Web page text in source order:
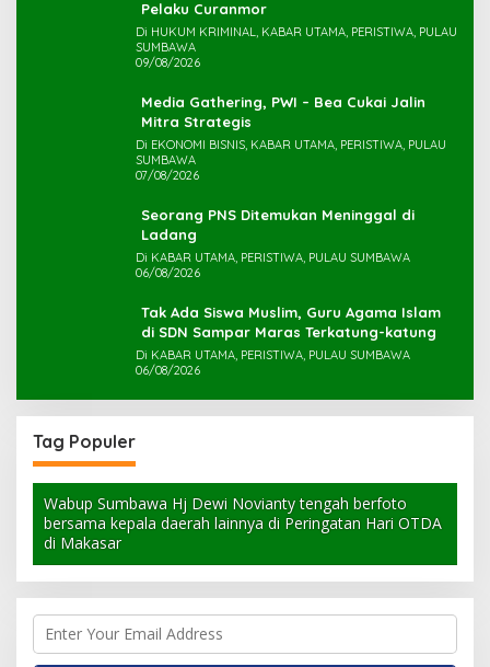
Di HUKUM KRIMINAL, KABAR UTAMA, PERISTIWA, PULAU
SUMBAWA
09/08/2026
Media Gathering, PWI – Bea Cukai Jalin
Mitra Strategis
Di EKONOMI BISNIS, KABAR UTAMA, PERISTIWA, PULAU
SUMBAWA
07/08/2026
Seorang PNS Ditemukan Meninggal di
Ladang
Di KABAR UTAMA, PERISTIWA, PULAU SUMBAWA
06/08/2026
Tak Ada Siswa Muslim, Guru Agama Islam
di SDN Sampar Maras Terkatung-katung ‎
Di KABAR UTAMA, PERISTIWA, PULAU SUMBAWA
06/08/2026
Tag Populer
Wabup Sumbawa Hj Dewi Novianty tengah berfoto
bersama kepala daerah lainnya di Peringatan Hari OTDA
di Makasar